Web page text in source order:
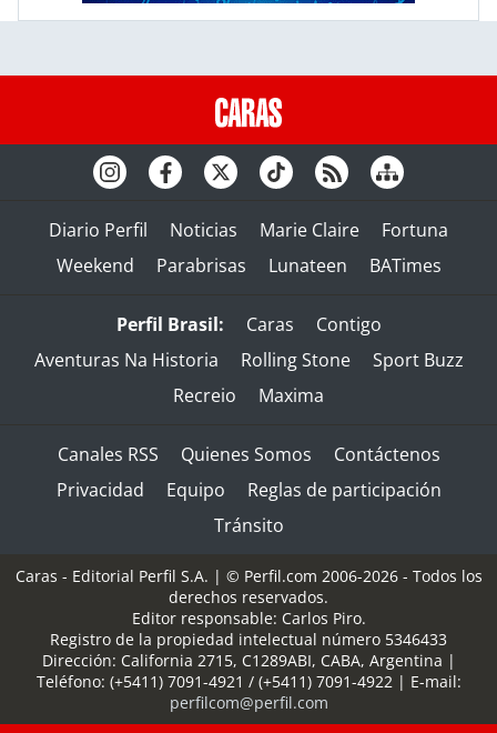
Diario Perfil Noticias Marie Claire
Fortuna
Weekend
Parabrisas Lunateen BATimes
Perfil Brasil: Caras
Contigo
Aventuras Na Historia
Rolling Stone
Sport Buzz
Recreio
Maxima
Canales RSS Quienes Somos
Contáctenos
Privacidad
Equipo
Reglas de participación
Tránsito
Caras - Editorial Perfil S.A. | © Perfil.com 2006-2026 - Todos los
derechos reservados.
Editor responsable: Carlos Piro.
Registro de la propiedad intelectual número 5346433
Dirección: California 2715, C1289ABI, CABA, Argentina |
Teléfono: (+5411) 7091-4921 / (+5411) 7091-4922| E-mail:
perfilcom@perfil.com